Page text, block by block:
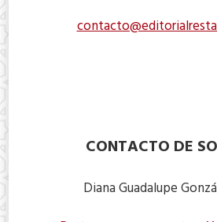
CONTACTO DE
Diana Guadalupe